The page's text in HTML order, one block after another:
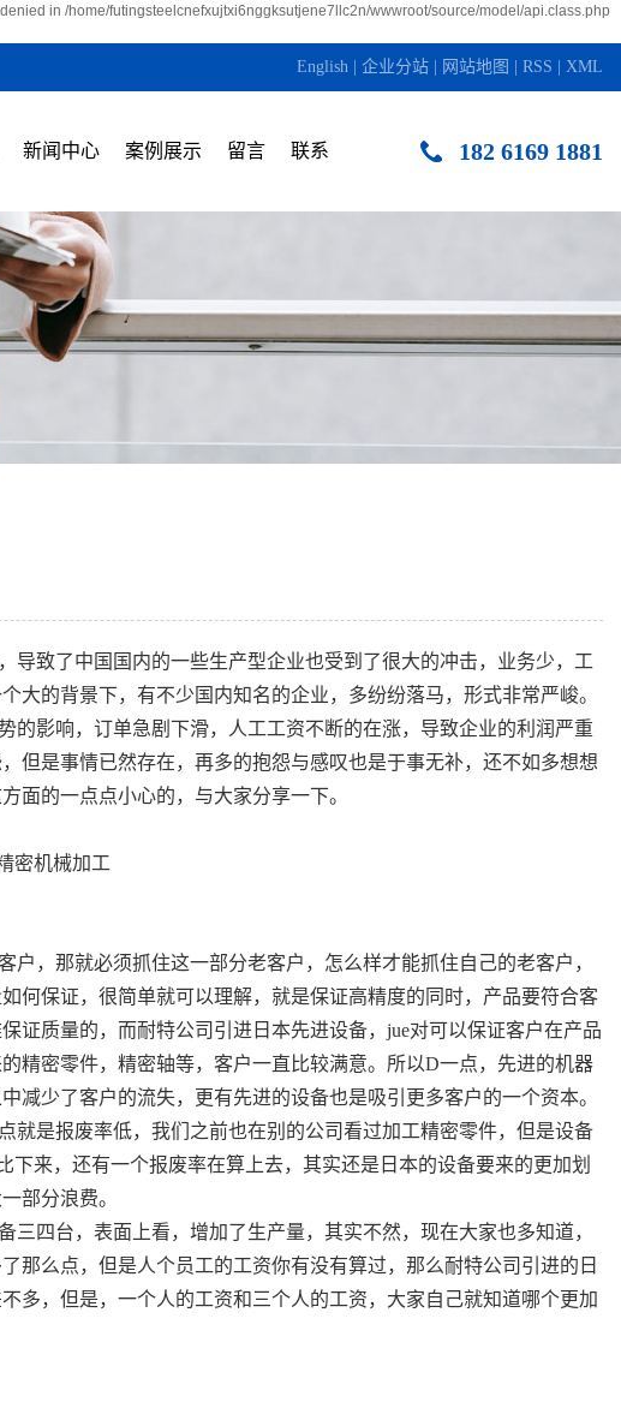
in /home/futingsteelcnefxujtxi6nggksutjene7llc2n/wwwroot/source/model/api.class.php
English 企业分站 网站地图 RSS XML
新闻中心 案例展示 留言 联系 182 6169 1881
导致了中国国内的一些生产型企业也受到了很大的冲击，业务少，工
大的背景下，有不少国内知名的企业，多纷纷落马，形式非常严峻。
影响，订单急剧下滑，人工工资不断的在涨，导致企业的利润严重
但是事情已然存在，再多的抱怨与感叹也是于事无补，还不如多想想
面的一点点小心的，与大家分享一下。
，那就必须抓住这一部分老客户，怎么样才能抓住自己的老客户，
何保证，很简单就可以理解，就是保证高精度的同时，产品要符合客
证质量的，而耐特公司引进日本先进设备，jue对可以保证客户在产品
精密零件，精密轴等，客户一直比较满意。所以D一点，先进的机器
少了客户的流失，更有先进的设备也是吸引更多客户的一个资本。
就是报废率低，我们之前也在别的公司看过加工精密零件，但是设备
来，还有一个报废率在算上去，其实还是日本的设备要来的更加划
部分浪费。
四台，表面上看，增加了生产量，其实不然，现在大家也多知道，
那么点，但是人个员工的工资你有没有算过，那么耐特公司引进的日
多，但是，一个人的工资和三个人的工资，大家自己就知道哪个更加